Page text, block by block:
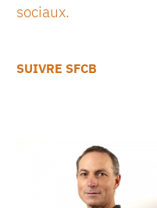
sociaux.
SUIVRE SFCB